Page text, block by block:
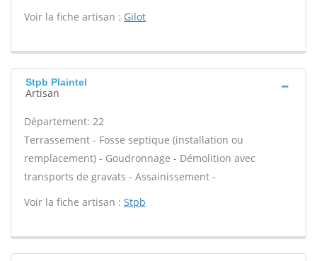
Voir la fiche artisan : Gilot
Stpb Plaintel
Artisan
Département: 22
Terrassement - Fosse septique (installation ou
remplacement) - Goudronnage - Démolition avec
transports de gravats - Assainissement -
Voir la fiche artisan : Stpb